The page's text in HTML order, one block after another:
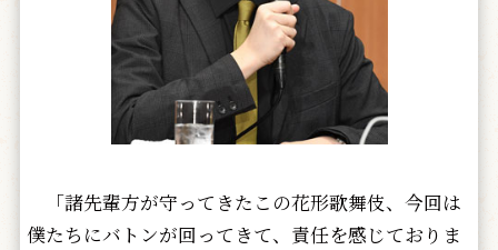
「諸先輩方が守ってきたこの花形歌舞伎、今回は
僕たちにバトンが回ってきて、責任を感じておりま